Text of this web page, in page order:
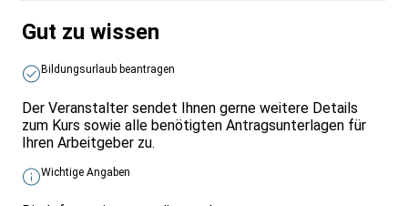
Gut zu wissen
Bildungsurlaub beantragen
Der Veranstalter sendet Ihnen gerne weitere Details
zum Kurs sowie alle benötigten Antragsunterlagen für
Ihren Arbeitgeber zu.
Wichtige Angaben